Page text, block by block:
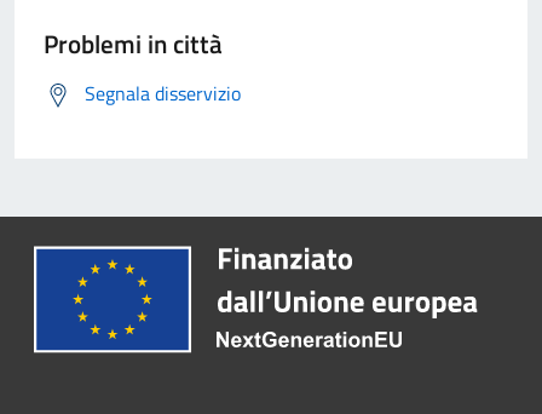
Problemi in città
Segnala disservizio